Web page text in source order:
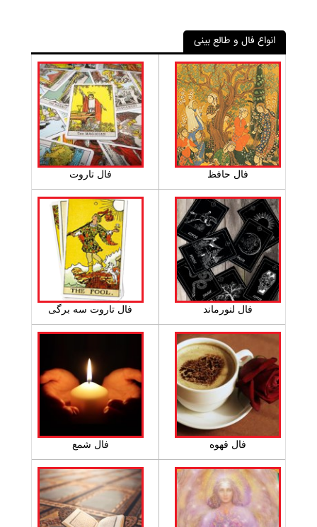
انواع فال و طالع بینی
فال حافظ فال تاروت
فال لنورماند فال تاروت سه برگی
فال قهوه فال شمع